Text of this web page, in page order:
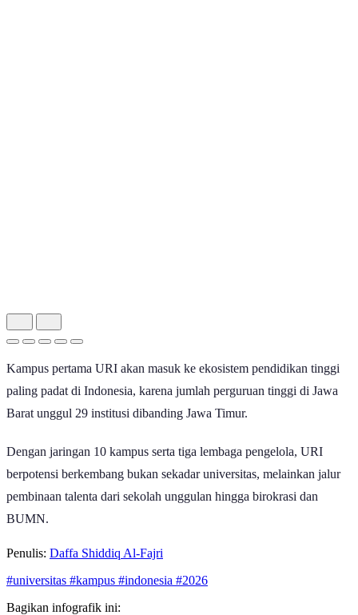
Kampus pertama URI akan masuk ke ekosistem pendidikan tinggi
paling padat di Indonesia, karena jumlah perguruan tinggi di Jawa
Barat unggul 29 institusi dibanding Jawa Timur.
Dengan jaringan 10 kampus serta tiga lembaga pengelola, URI
berpotensi berkembang bukan sekadar universitas, melainkan jalur
pembinaan talenta dari sekolah unggulan hingga birokrasi dan
BUMN.
Penulis: Daffa Shiddiq Al-Fajri
#universitas #kampus #indonesia #2026
Bagikan infografik ini: